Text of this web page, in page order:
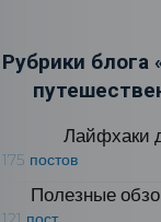
Рубрики
Лайфхаки
175 постов
Полезные
121 пост